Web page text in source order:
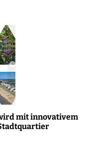
mit innovativem